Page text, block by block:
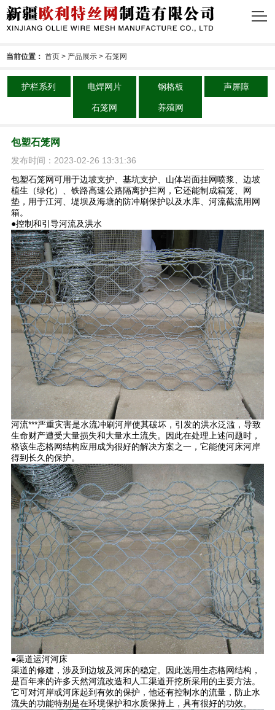
当前位置： 首页 > 产品展示 > 石笼网
护栏系列 电焊网片 钢格板 声屏障
石笼网 养殖网
包塑石笼网
发布时间：2023-02-26 13:31:36
包塑石笼网可用于边坡支护、基坑支护、山体岩面挂网喷浆、边坡
植生（绿化）、铁路高速公路隔离护拦网，它还能制成箱笼、网
垫，用于江河、堤坝及海塘的防冲刷保护以及水库、河流截流用网
箱。
●控制和引导河流及洪水
河流***严重灾害是水流冲刷河岸使其破坏，引发的洪水泛滥，导致
生命财产遭受大量损失和大量水土流失。因此在处理上述问题时，
格该生态格网结构应用成为很好的解决方案之一，它能使河床河岸
得到长久的保护。
●渠道运河河床
渠道的修建，涉及到边坡及河床的稳定。因此选用生态格网结构，
是百年来的许多天然河流改造和人工渠道开挖所采用的主要方法。
它可对河岸或河床起到有效的保护，他还有控制水的流量，防止水
流失的功能特别是在环境保护和水质保持上，具有很好的功效。